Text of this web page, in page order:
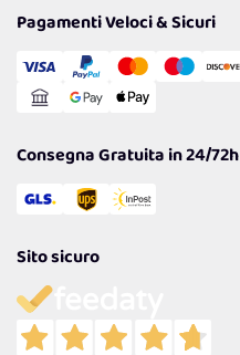
Cookie Policy
Gestisci Cookie
Reso Facile e Veloce
Pagamenti Veloci & Sicuri
Consegna Gratuita in 24/72h
Sito sicuro